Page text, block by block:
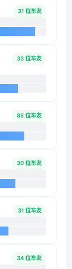
31 位车友
33 位车友
85 位车友
30 位车友
31 位车友
34 位车友